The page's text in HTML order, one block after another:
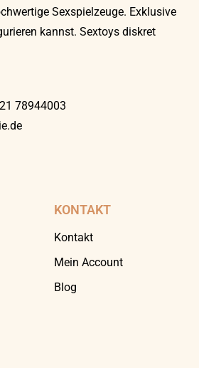
Sexspielzeuge. Exklusive
kannst. Sextoys diskret
78944003
KONTAKT
Kontakt
Mein Account
Blog